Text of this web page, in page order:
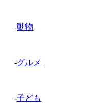
-動物
-グルメ
-子ども